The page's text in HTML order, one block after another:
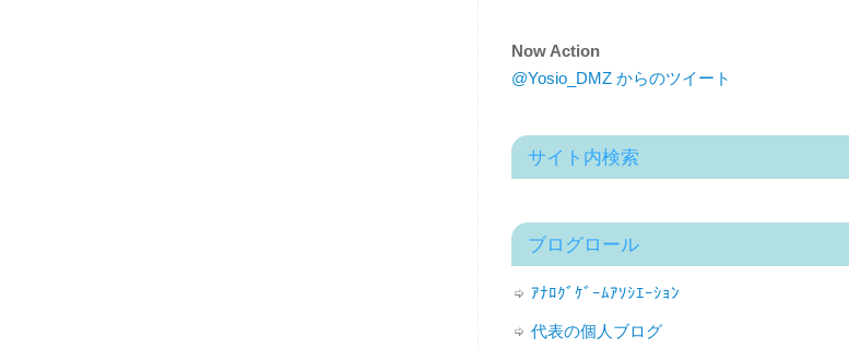
Now Action
@Yosio_DMZ からのツイート
サイト内検索
ブログロール
ｱﾅﾛｸﾞｹﾞｰﾑｱｿｼｴｰｼｮﾝ
代表の個人ブログ